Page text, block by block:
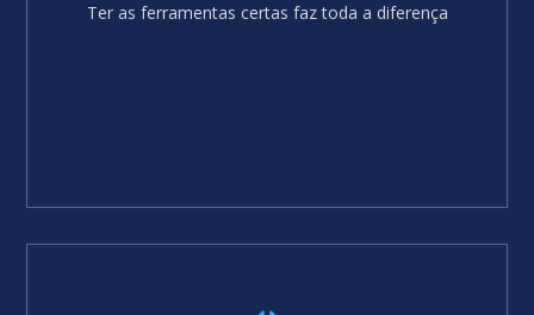
Ter as ferramentas certas faz toda a diferença